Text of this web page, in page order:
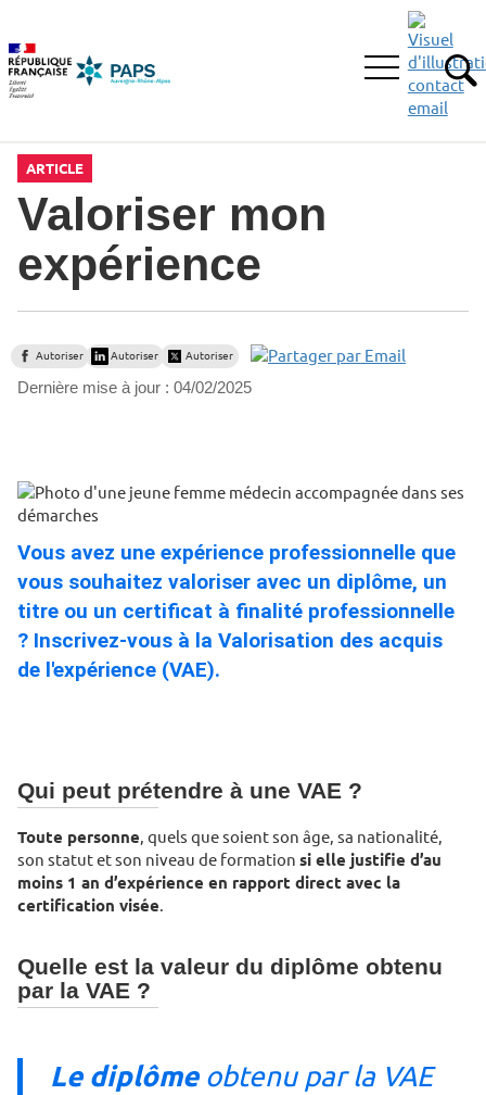
la
recherche
menu
principal,
contenu
Ouvrir
ARTICLE
Valoriser mon
expérience
Autoriser Autoriser Autoriser
Dernière mise à jour : 04/02/2025
Vous avez une expérience professionnelle que
vous souhaitez valoriser avec un diplôme, un
titre ou un certificat à finalité professionnelle
? Inscrivez-vous à la Valorisation des acquis
de l'expérience (VAE).
Qui peut prétendre à une VAE ?
Toute personne, quels que soient son âge, sa nationalité,
son statut et son niveau de formation si elle justifie d’au
moins 1 an d’expérience en rapport direct avec la
certification visée.
Quelle est la valeur du diplôme obtenu
par la VAE ?
Le diplômeobtenu par la VAE